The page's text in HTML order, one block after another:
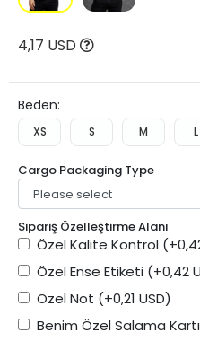
4,17 USD
Beden:
XS S M L
Cargo Packaging Type
Sipariş Özelleştirme Alanı
Özel Kalite Kontrol
Özel Ense Etiketi (+0,42
Özel Not (+0,21 USD)
Benim Özel Salama